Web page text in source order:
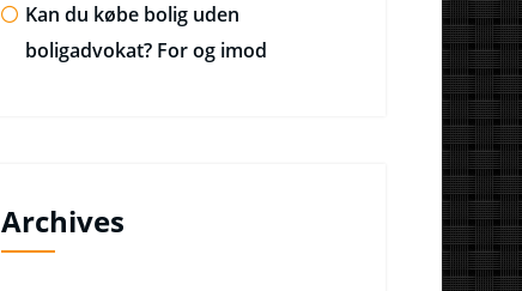
Kan du købe bolig uden
boligadvokat? For og imod
Archives